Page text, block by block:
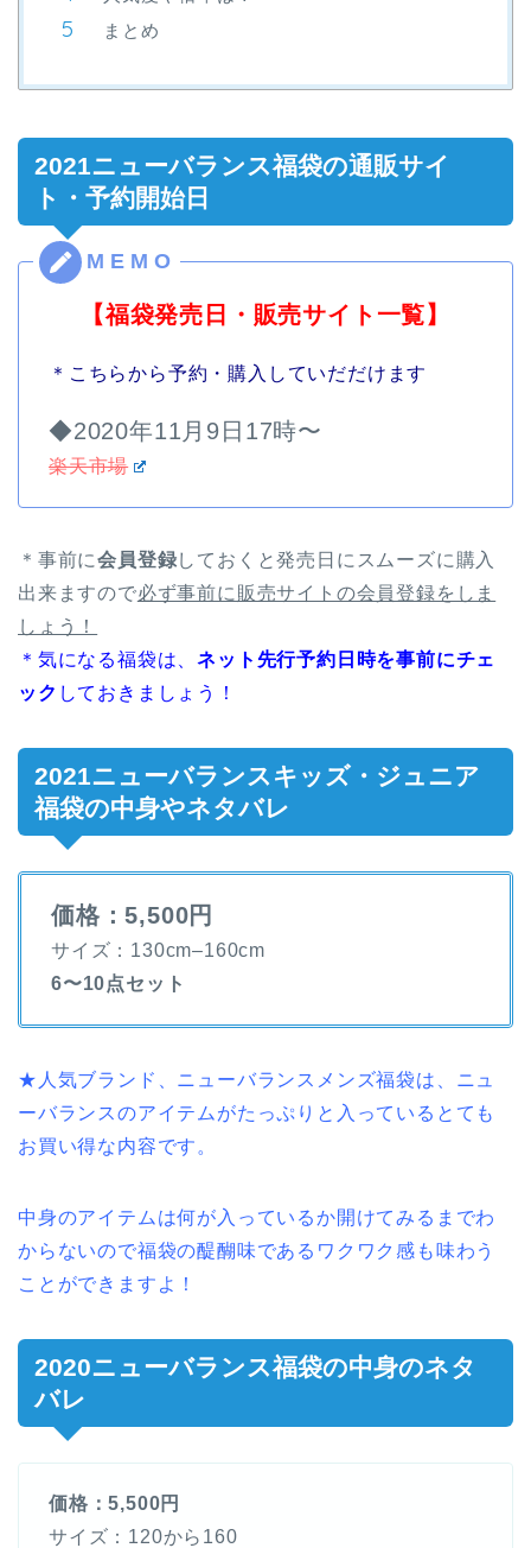
まとめ
2021ニューバランス福袋の通販サイ
ト・予約開始日
【福袋発売日・販売サイト一覧】
＊こちらから予約・購入していだだけます
◆2020年11月9日17時〜
楽天市場
＊事前に会員登録しておくと発売日にスムーズに購入
出来ますので必ず事前に販売サイトの会員登録をしま
しょう！
＊気になる福袋は、ネット先行予約日時を事前にチェ
ック しておきましょう！
2021ニューバランスキッズ・ジュニア
福袋の中身やネタバレ
価格：5,500円
サイズ：130cm–160cm
6〜10点セット
★人気ブランド、ニューバランスメンズ福袋は、ニュ
ーバランスのアイテムがたっぷりと入っているとても
お買い得な内容です。
中身のアイテムは何が入っているか開けてみるまでわ
からないので福袋の醍醐味であるワクワク感も味わう
ことができますよ！
2020ニューバランス福袋の中身のネタ
バレ
価格：5,500円
サイズ：120から160